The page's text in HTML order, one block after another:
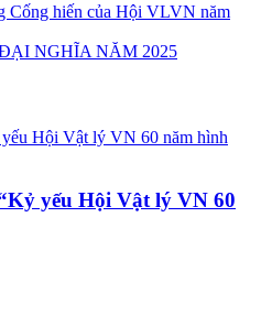
Cống hiến của Hội VLVN năm
NGHĨA NĂM 2025
yếu Hội Vật lý VN 60